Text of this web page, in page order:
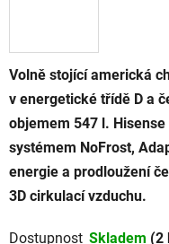
Volně stojící americká
v energetické třídě D a
objemem 547 l. Hisense
systémem NoFrost,
energie a prodloužení
3D cirkulací vzduchu.
Dostupnost Skladem (2